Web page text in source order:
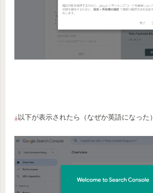
↓以下が表示されたら（なぜか英語になった）